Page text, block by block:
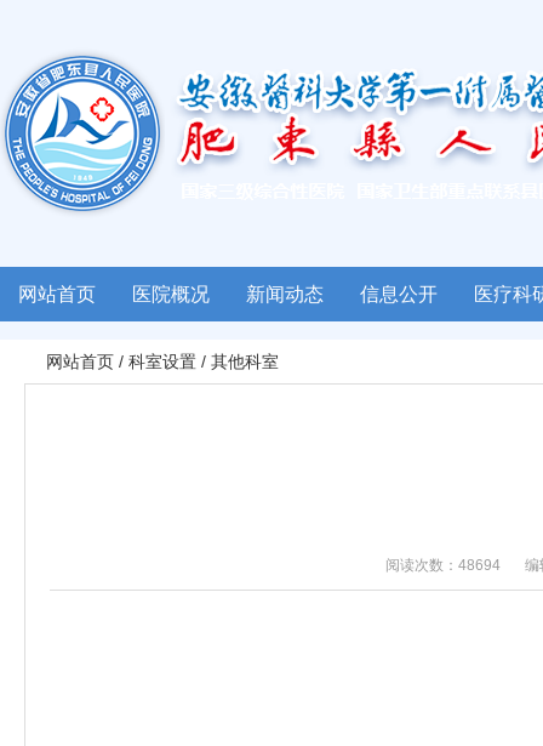
网站首页 医院概况 新闻动态 信息公开 医疗科
网站首页 / 科室设置 / 其他科室
阅读次数：48694 编